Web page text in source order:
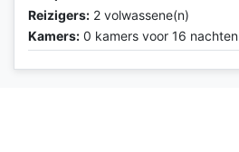
Reizigers: 2 volwassene(n)
Kamers: 0 kamers voor 16 nachten